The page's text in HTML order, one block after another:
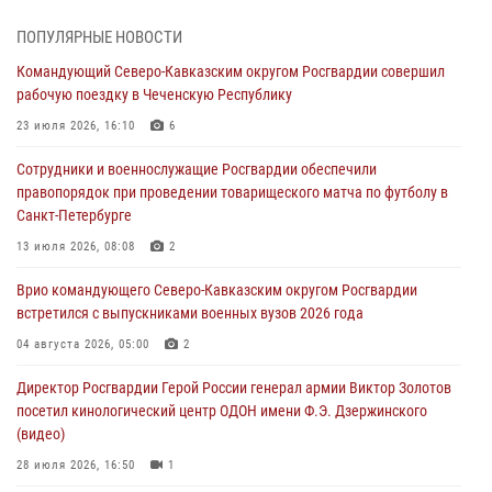
06 августа 2026, 12:35 1
Росгвардейцы провели выставку вооружения для участников сбора
«Гвардеец» в Пензе (видео)
06 августа 2026, 12:00
В Курске росгвардейцы приняли участие в митинге, посвященном
второй годовщине вторжения ВСУ на территорию области
06 августа 2026, 11:56
угрожавшего подростку травматическим пистолетом
06 августа 2026, 11:33
крупная нарколаборатория
ПОПУЛЯРНЫЕ НОВОСТИ
Командующий Северо-Кавказским округом Росгвардии совершил
рабочую поездку в Чеченскую Республику
23 июля 2026, 16:10 6
Сотрудники и военнослужащие Росгвардии обеспечили
правопорядок при проведении товарищеского матча по футболу в
Санкт-Петербурге
13 июля 2026, 08:08 2
Врио командующего Северо-Кавказским округом Росгвардии
встретился с выпускниками военных вузов 2026 года
04 августа 2026, 05:00 2
Директор Росгвардии Герой России генерал армии Виктор Золотов
посетил кинологический центр ОДОН имени Ф.Э. Дзержинского
(видео)
28 июля 2026, 16:50 1